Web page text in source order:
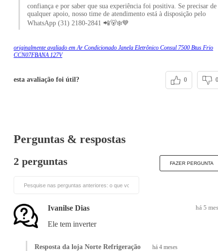
confiança e por saber que sua experiência foi positiva. Se precisar de
qualquer apoio, nosso time de atendimento está à disposição pelo
WhatsApp (31) 2180-2841 📲🐻‍❄️💙
originalmente avaliado em Ar Condicionado Janela Eletrônico Consul 7500 Btus Frio
CCN07FBANA 127V
esta avaliação foi útil? 0 0
Perguntas & respostas
2 perguntas FAZER PERGUNTA
Ivanilse Dias há 5
Ele tem inverter
Resposta da loja Norte Refrigeração há 4 meses